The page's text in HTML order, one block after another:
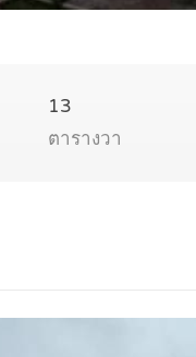
13
ตารางวา